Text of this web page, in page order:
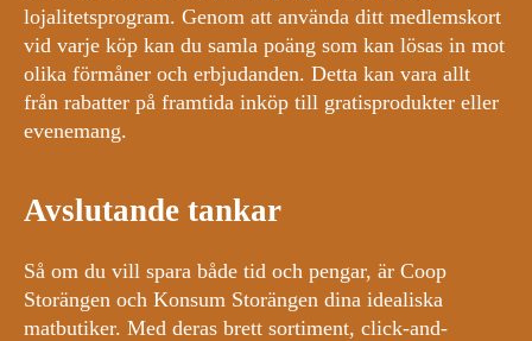
lojalitetsprogram. Genom att använda ditt medlemskort
vid varje köp kan du samla poäng som kan lösas in mot
olika förmåner och erbjudanden. Detta kan vara allt
från rabatter på framtida inköp till gratisprodukter eller
evenemang.
Avslutande tankar
Så om du vill spara både tid och pengar, är Coop
Storängen och Konsum Storängen dina idealiska
matbutiker. Med deras brett sortiment, click-and-